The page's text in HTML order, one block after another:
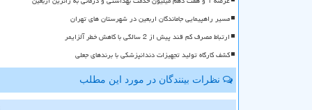
مسیر راهپیمایی جاماندگان اربعین در شهرستان های تهران
ارتباط مصرف کم قند پیش از 2 سالگی با کاهش خطر آلزایمر
کشف کارگاه تولید تجهیزات دندانپزشکی با برندهای جعلی
نظرات بینندگان در مورد این مطلب